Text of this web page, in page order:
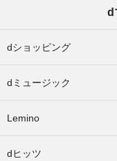
d
dショッピング
dミュージック
Lemino
dヒッツ